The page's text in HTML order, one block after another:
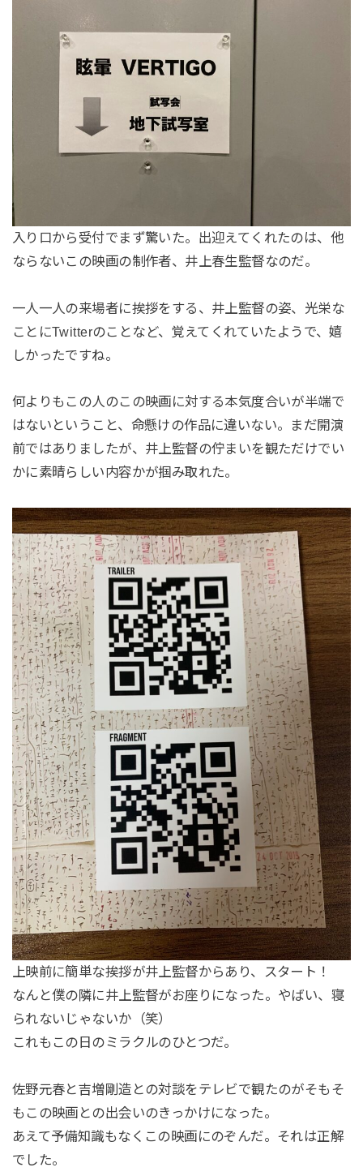
入り口から受付でまず驚いた。出迎えてくれたのは、他
ならないこの映画の制作者、井上春生監督なのだ。
一人一人の来場者に挨拶をする、井上監督の姿、光栄な
ことにTwitterのことなど、覚えてくれていたようで、嬉
しかったですね。
何よりもこの人のこの映画に対する本気度合いが半端で
はないということ、命懸けの作品に違いない。まだ開演
前ではありましたが、井上監督の佇まいを観ただけでい
かに素晴らしい内容かが掴み取れた。
上映前に簡単な挨拶が井上監督からあり、スタート！
なんと僕の隣に井上監督がお座りになった。やばい、寝
られないじゃないか（笑）
これもこの日のミラクルのひとつだ。
佐野元春と吉増剛造との対談をテレビで観たのがそもそ
もこの映画との出会いのきっかけになった。
あえて予備知識もなくこの映画にのぞんだ。それは正解
でした。